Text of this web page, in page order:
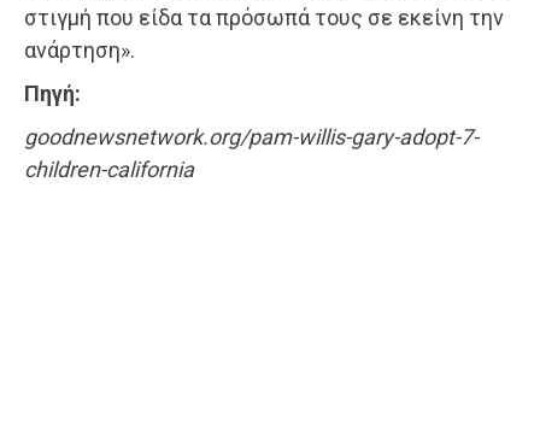
στιγμή που είδα τα πρόσωπά τους σε εκείνη την
ανάρτηση».
Πηγή:
goodnewsnetwork.org/pam-willis-gary-adopt-7-
children-california